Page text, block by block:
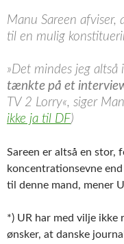
Manu Sareen afviser,
til en mulig
»Det mindes jeg altså
tænkte på et
TV 2 Lorry«, siger
ikke ja til DF)
Sareen er altså en stor,
koncentrationsevne
til denne mand, mener
*) UR har med vilje ikke
ønsker, at danske